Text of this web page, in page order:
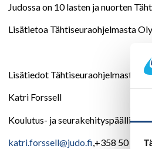
Judossa on 10 lasten ja nuorten
Lisätietoa Tähtiseuraohjelmasta
Lisätiedot Tähtiseuraohjelmasta:
Katri Forssell
Koulutus- ja seurakehityspäällikkö
katri.forssell@judo.fi,+358 50 322